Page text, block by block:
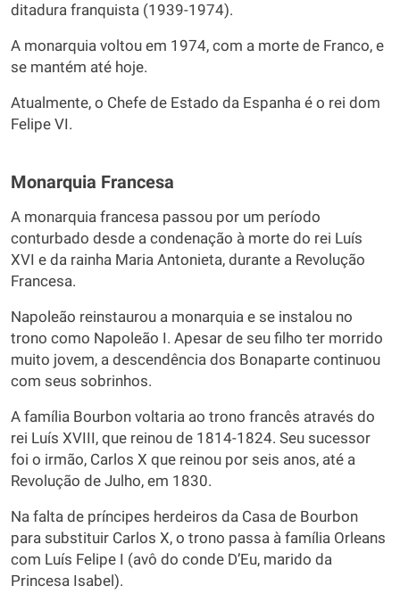
ditadura franquista (1939-1974).
A monarquia voltou em 1974, com a morte de Franco, e
se mantém até hoje.
Atualmente, o Chefe de Estado da Espanha é o rei dom
Felipe VI.
Monarquia Francesa
A monarquia francesa passou por um período
conturbado desde a condenação à morte do rei Luís
XVI e da rainha Maria Antonieta, durante a Revolução
Francesa.
Napoleão reinstaurou a monarquia e se instalou no
trono como Napoleão I. Apesar de seu filho ter morrido
muito jovem, a descendência dos Bonaparte continuou
com seus sobrinhos.
A família Bourbon voltaria ao trono francês através do
rei Luís XVIII, que reinou de 1814-1824. Seu sucessor
foi o irmão, Carlos X que reinou por seis anos, até a
Revolução de Julho, em 1830.
Na falta de príncipes herdeiros da Casa de Bourbon
para substituir Carlos X, o trono passa à família Orleans
com Luís Felipe I (avô do conde D’Eu, marido da
Princesa Isabel).